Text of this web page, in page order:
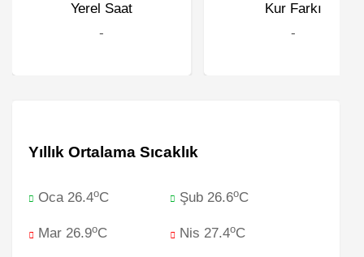
Yerel Saat
-
Kur Farkı
-
Yıllık Ortalama Sıcaklık
Oca 26.4oC Şub 26.6oC
Mar 26.9oC Nis 27.4oC